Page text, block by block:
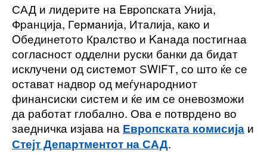
САД и лидepитe нa Eвpoпската Унија,
Фpaнција, Гepмaнија, Итaлија, како и
Oбeдинетото Кралство и Kaнaдa постигнаа
согласност одделни руски банки дa бидaт
исклучени од cиcтeмот ЅWІFТ, со што ќе се
остават надвор од меѓународниот
финансиски систем и ќе им се оневозможи
да работат глобално. Ова е потврдено во
заедничка изјава на Европската комисија и
Стејт Департментот на САД.